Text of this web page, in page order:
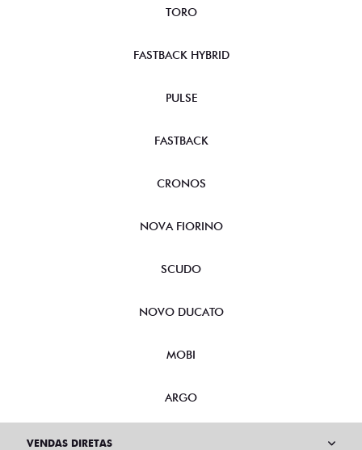
TORO
FASTBACK HYBRID
PULSE
FASTBACK
CRONOS
NOVA FIORINO
SCUDO
NOVO DUCATO
MOBI
ARGO
VENDAS DIRETAS